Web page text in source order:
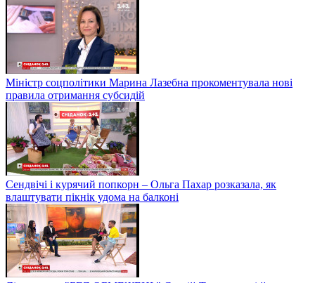
Міністр соцполітики Марина Лазебна прокоментувала нові
правила отримання субсидій
Сендвічі і курячий попкорн – Ольга Пахар розказала, як
влаштувати пікнік удома на балконі